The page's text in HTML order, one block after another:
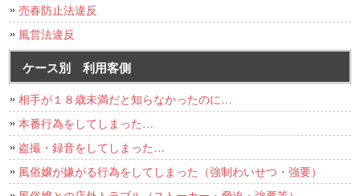
売春防止法違反
風営法違反
ケース別 利用客側
相手が１８歳未満だと知らなかったのに…
本番行為をしてしまった…
盗撮・録音をしてしまった…
風俗嬢が嫌がる行為をしてしまった（強制わいせつ・強要）